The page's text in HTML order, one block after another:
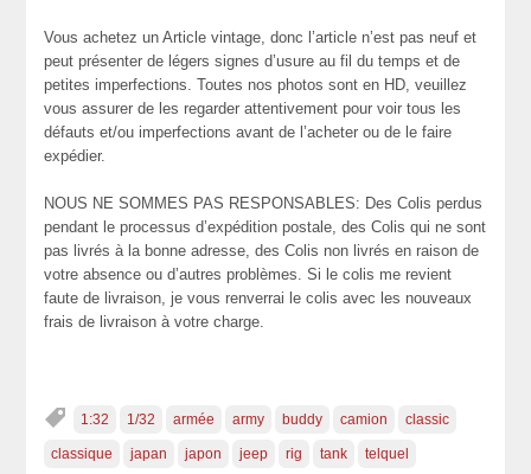
Vous achetez un Article vintage, donc l’article n’est pas neuf et
peut présenter de légers signes d’usure au fil du temps et de
petites imperfections. Toutes nos photos sont en HD, veuillez
vous assurer de les regarder attentivement pour voir tous les
défauts et/ou imperfections avant de l’acheter ou de le faire
expédier.
NOUS NE SOMMES PAS RESPONSABLES: Des Colis perdus
pendant le processus d’expédition postale, des Colis qui ne sont
pas livrés à la bonne adresse, des Colis non livrés en raison de
votre absence ou d’autres problèmes. Si le colis me revient
faute de livraison, je vous renverrai le colis avec les nouveaux
frais de livraison à votre charge.
1:32 1/32 armée army buddy camion classic
classique japan japon jeep rig tank telquel